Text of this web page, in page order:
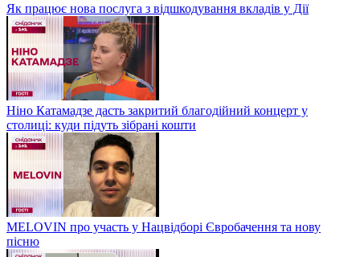
Як працює нова послуга з відшкодування вкладів у Дії
Ніно Катамадзе дасть закритий благодійний концерт у
столиці: куди підуть зібрані кошти
MELOVIN про участь у Нацвідборі Євробачення та нову
пісню